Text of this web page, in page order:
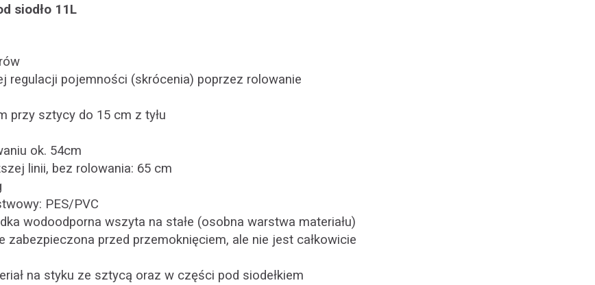
siodło 11L
regulacji pojemności (skrócenia) poprzez rolowanie
przy sztycy do 15 cm z tyłu
ok. 54cm
linii, bez rolowania: 65 cm
PES/PVC
wodoodporna wszyta na stałe (osobna warstwa materiału)
zabezpieczona przed przemoknięciem, ale nie jest całkowicie
na styku ze sztycą oraz w części pod siodełkiem